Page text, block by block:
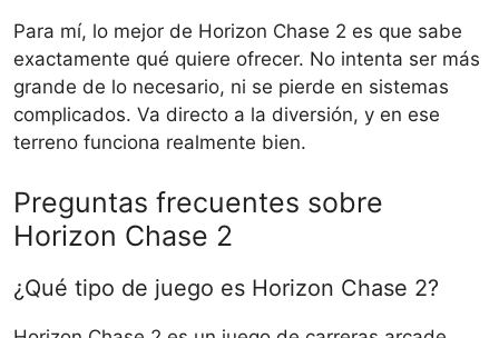
Para mí, lo mejor de Horizon Chase 2 es que sabe
exactamente qué quiere ofrecer. No intenta ser más
grande de lo necesario, ni se pierde en sistemas
complicados. Va directo a la diversión, y en ese
terreno funciona realmente bien.
Preguntas frecuentes sobre
Horizon Chase 2
¿Qué tipo de juego es Horizon Chase 2?